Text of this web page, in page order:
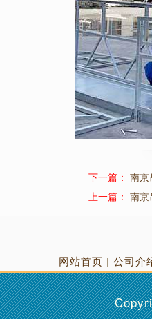
下一篇： 南京
上一篇： 南京
网站首页 | 公司介